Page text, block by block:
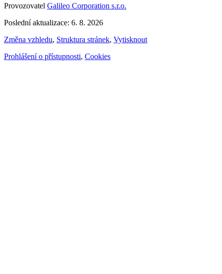
Provozovatel Galileo Corporation s.r.o.
Poslední aktualizace: 6. 8. 2026
Změna vzhledu, Struktura stránek, Vytisknout
Prohlášení o přístupnosti, Cookies